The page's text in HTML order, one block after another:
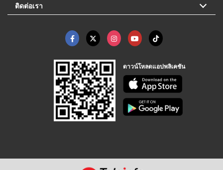
ติดต่อเรา
ดาวน์โหลดแอปพลิเคชัน